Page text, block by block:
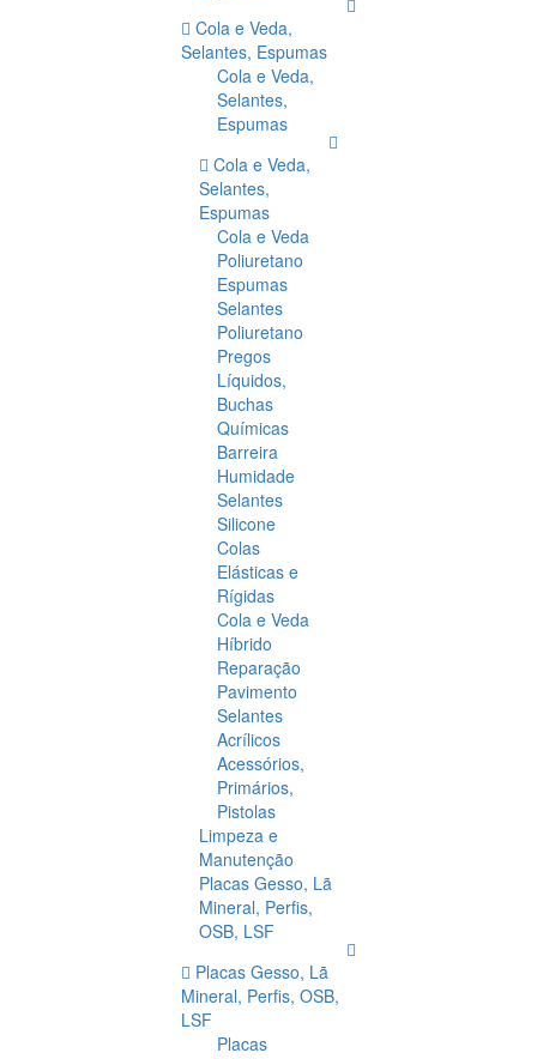
Cola e Veda,
Selantes, Espumas
Cola e Veda,
Selantes,
Espumas
Cola e Veda,
Selantes,
Espumas
Cola e Veda
Poliuretano
Espumas
Selantes
Poliuretano
Pregos
Líquidos,
Buchas
Químicas
Barreira
Humidade
Selantes
Silicone
Colas
Elásticas e
Rígidas
Cola e Veda
Híbrido
Reparação
Pavimento
Selantes
Acrílicos
Acessórios,
Primários,
Pistolas
Limpeza e
Manutenção
Placas Gesso, Lã
Mineral, Perfis,
OSB, LSF
Placas Gesso, Lã
Mineral, Perfis, OSB,
LSF
Placas